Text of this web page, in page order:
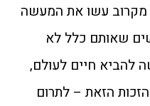
מקרוב עשו את המעשה
שאותם כלל לא
להביא חיים לעולם,
הזאת – לתרום